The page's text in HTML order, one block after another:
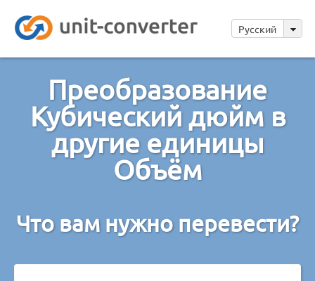
Русский
Преобразование
Кубический дюйм в
другие единицы
Объём
Что вам нужно перевести?